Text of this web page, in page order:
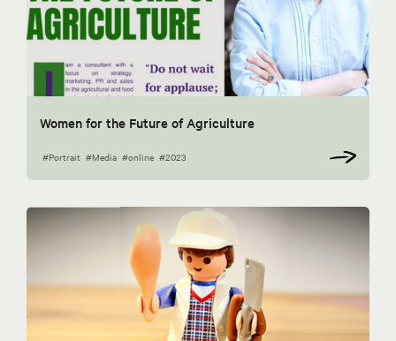
Women for the Future of Agriculture
#Portrait #Media #online #2023